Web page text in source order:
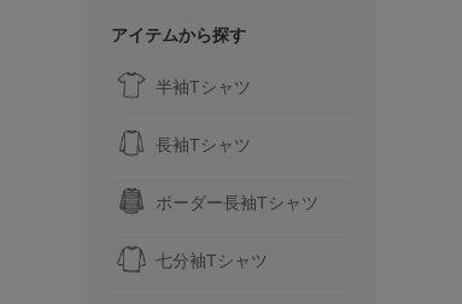
アイテムから探す
半袖Tシャツ
長袖Tシャツ
ボーダー長袖Tシャツ
七分袖Tシャツ